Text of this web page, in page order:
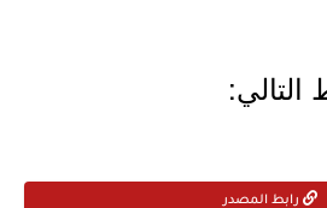
رابط المصدر